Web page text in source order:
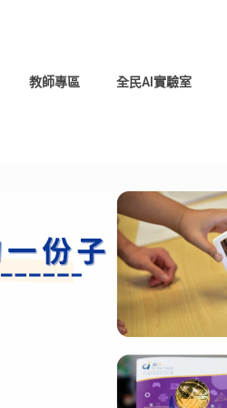
教師專區 全民AI實驗室